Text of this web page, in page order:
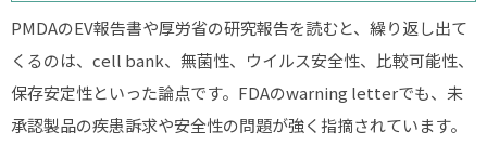
PMDAのEV報告書や厚労省の研究報告を読むと、繰り返し出て
くるのは、cell bank、無菌性、ウイルス安全性、比較可能性、
保存安定性といった論点です。FDAのwarning letterでも、未
承認製品の疾患訴求や安全性の問題が強く指摘されています。